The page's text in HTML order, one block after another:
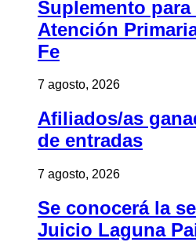
Suplemento
Atención
Fe
7 agosto, 2026
Afiliados/as
de entradas
7 agosto, 2026
Se conocerá la
Juicio Laguna